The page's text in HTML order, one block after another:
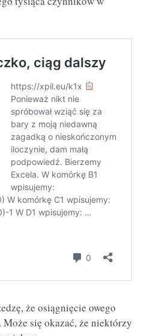
że osiągnięcie owego
się okazać, że niektórzy